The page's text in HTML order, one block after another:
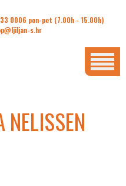
0006 pon-pet (7.00h - 15.00h)
s.hr
NELISSEN